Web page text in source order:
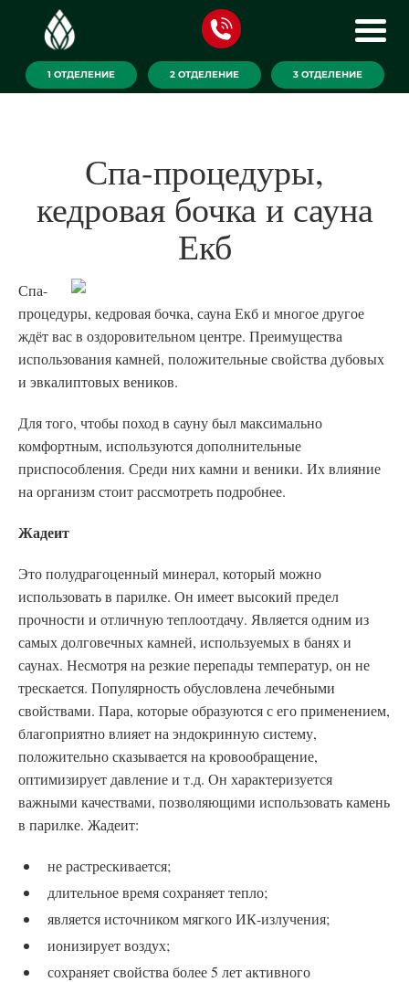
1 ОТДЕЛЕНИЕ 2 ОТДЕЛЕНИЕ 3 ОТДЕЛЕНИЕ
Спа-процедуры,
кедровая бочка и сауна
Екб
Спа-
процедуры, кедровая бочка, сауна Екб и многое другое
ждёт вас в оздоровительном центре. Преимущества
использования камней, положительные свойства дубовых
и эвкалиптовых веников.
Для того, чтобы поход в сауну был максимально
комфортным, используются дополнительные
приспособления. Среди них камни и веники. Их влияние
на организм стоит рассмотреть подробнее.
Жадеит
Это полудрагоценный минерал, который можно
использовать в парилке. Он имеет высокий предел
прочности и отличную теплоотдачу. Является одним из
самых долговечных камней, используемых в банях и
саунах. Несмотря на резкие перепады температур, он не
трескается. Популярность обусловлена лечебными
свойствами. Пара, которые образуются с его применением,
благоприятно влияет на эндокринную систему,
положительно сказывается на кровообращение,
оптимизирует давление и т.д. Он характеризуется
важными качествами, позволяющими использовать камень
в парилке. Жадеит:
не растрескивается;
длительное время сохраняет тепло;
является источником мягкого ИК-излучения;
ионизирует воздух;
сохраняет свойства более 5 лет активного